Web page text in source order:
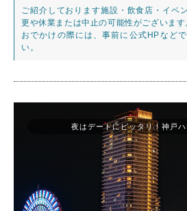
ご紹介しております施設・飲食店・イベ
更や休業または中止の可能性がございます
おでかけの際には、事前に公式HPなど
い。
夜はデートにピッタリ！神戸